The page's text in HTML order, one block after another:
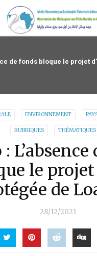
de fonds bloque le projet
ENVIRONNEMENT
RUBRIQUES THÉMATIQUES
le projet
de
28/12/2021